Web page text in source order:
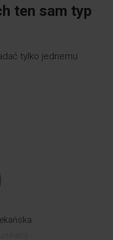
ten sam typ
tylko jednemu